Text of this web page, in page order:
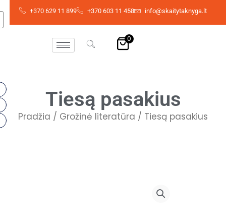
+370 629 11 899 +370 603 11 458 info@skaitytaknyga.lt
0
Tiesą pasakius
Pradžia / Grožinė literatūra / Tiesą pasakius